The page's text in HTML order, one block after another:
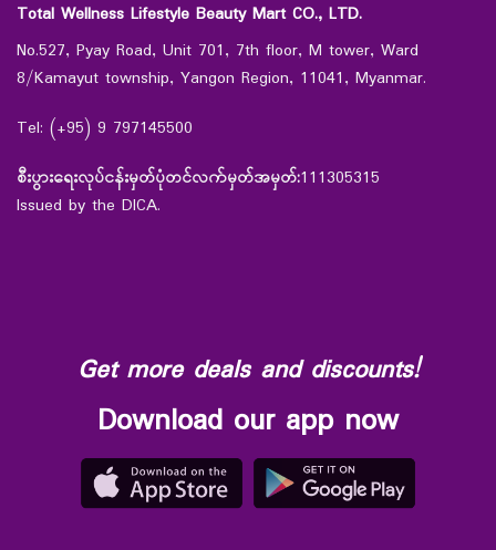
Total Wellness Lifestyle Beauty Mart CO., LTD.
No.527, Pyay Road, Unit 701, 7th floor, M tower, Ward
8/Kamayut township, Yangon Region, 11041, Myanmar.
Tel: (+95) 9 797145500
စီးပွားရေးလုပ်ငန်းမှတ်ပုံတင်လက်မှတ်အမှတ်:111305315
Issued by the DICA.
Get more deals and discounts!
Download our app now